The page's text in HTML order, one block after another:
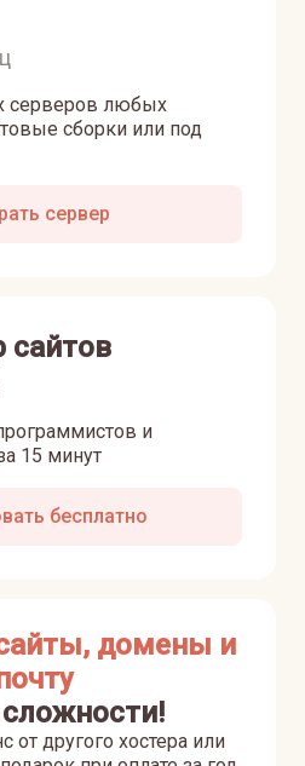
серверов любых
сборки или под
сервер
сайтов
и
15 минут
бесплатно
домены и
от другого хостера или